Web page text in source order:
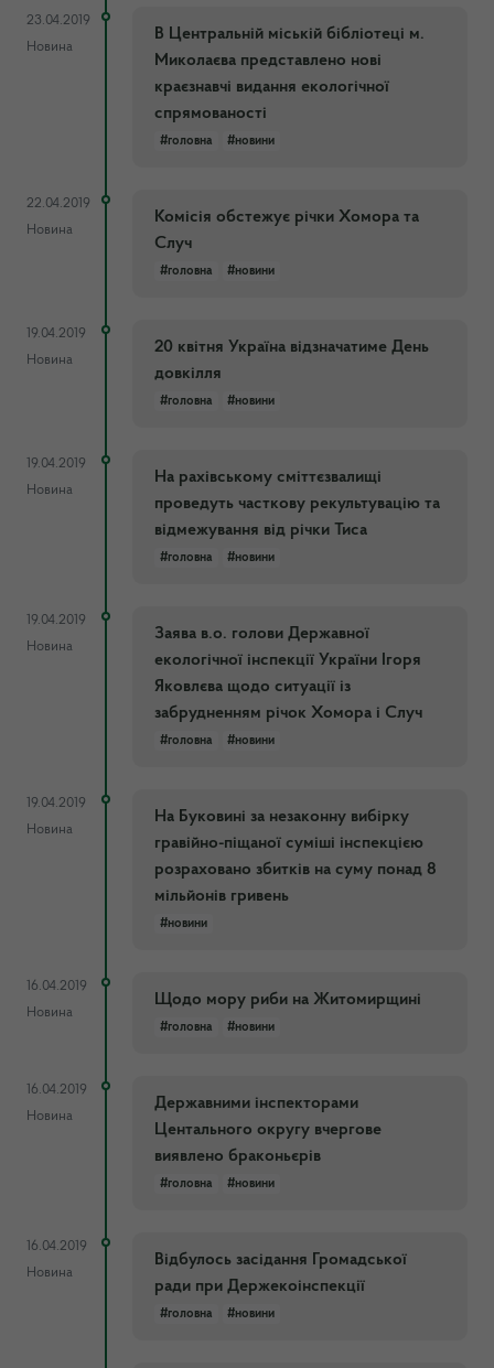
23.04.2019
Новина
В Центральній міській бібліотеці м.
Миколаєва представлено нові
краєзнавчі видання екологічної
спрямованості
#головна #новини
22.04.2019
Новина
Комісія обстежує річки Хомора та
Случ
#головна #новини
19.04.2019
Новина
20 квітня Україна відзначатиме День
довкілля
#головна #новини
19.04.2019
Новина
На рахівському сміттєзвалищі
проведуть часткову рекультувацію та
відмежування від річки Тиса
#головна #новини
19.04.2019
Новина
Заява в.о. голови Державної
екологічної інспекції України Ігоря
Яковлєва щодо ситуації із
забрудненням річок Хомора і Случ
#головна #новини
19.04.2019
Новина
На Буковині за незаконну вибірку
гравійно-піщаної суміші інспекцією
розраховано збитків на суму понад 8
мільйонів гривень
#новини
16.04.2019
Новина
Щодо мору риби на Житомирщині
#головна #новини
16.04.2019
Новина
Державними інспекторами
Центального округу вчергове
виявлено браконьєрів
#головна #новини
16.04.2019
Новина
Відбулось засідання Громадської
ради при Держекоінспекції
#головна #новини